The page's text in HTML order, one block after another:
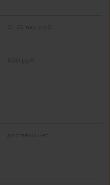
От 22 тыс. руб.
1650 руб.
доставки нет